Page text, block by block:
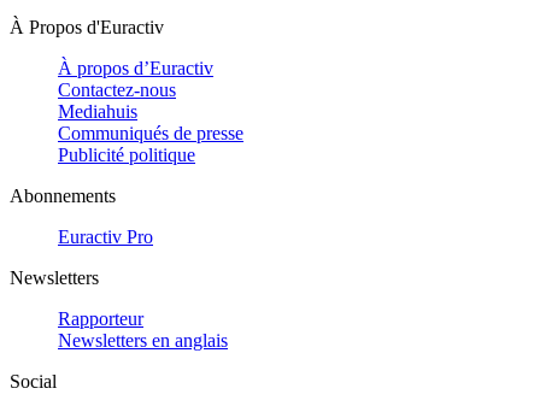
À Propos d'Euractiv
À propos d’Euractiv
Contactez-nous
Mediahuis
Communiqués de presse
Publicité politique
Abonnements
Euractiv Pro
Newsletters
Rapporteur
Newsletters en anglais
Social